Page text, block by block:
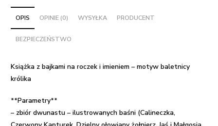
na
roczek
i
imieniem
motyw
baletnicy
OPIS OPINIE (0) WYSYŁKA PRODUCENT
BEZPIECZEŃSTWO
Książka z bajkami na roczek i imieniem – motyw baletnicy
królika
**Parametry**
– zbiór dwunastu – ilustrowanych baśni (Calineczka,